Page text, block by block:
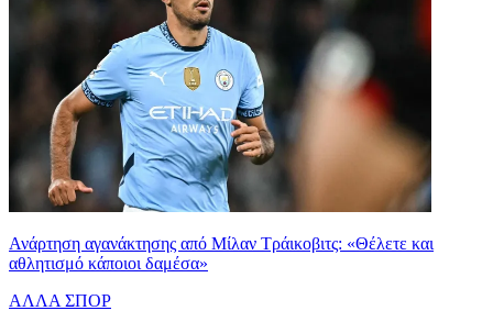
Ανάρτηση αγανάκτησης από Μίλαν Τράικοβιτς: «Θέλετε και
αθλητισμό κάποιοι δαμέσα»
ΑΛΛΑ ΣΠΟΡ